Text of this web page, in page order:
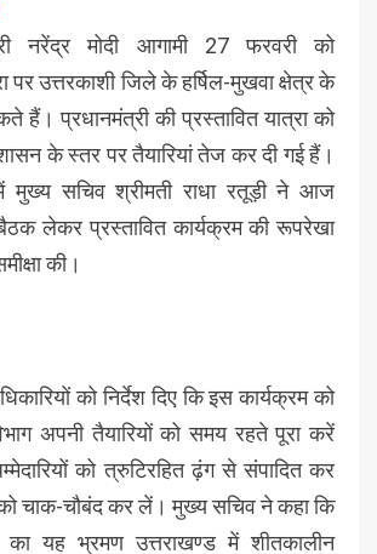
नरेंद्र मोदी आगामी 27 फरवरी को
पर उत्तरकाशी जिले के हर्षिल-मुखवा क्षेत्र के
प्रधानमंत्री की प्रस्तावित यात्रा को
के स्तर पर तैयारियां तेज कर दी गई हैं।
मुख्य सचिव श्रीमती राधा रतूड़ी ने आज
लेकर प्रस्तावित कार्यक्रम की रूपरेखा
की।
को निर्देश दिए कि इस कार्यक्रम को
अपनी तैयारियों को समय रहते पूरा करें
को त्रुटिरहित ढ़ंग से संपादित कर
चाक-चौबंद कर लें। मुख्य सचिव ने कहा कि
का यह भ्रमण उत्तराखण्ड में शीतकालीन